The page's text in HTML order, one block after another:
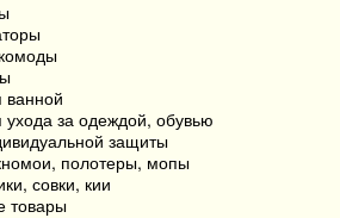
ванной
за одеждой, обувью
защиты
полотеры, мопы
совки, кии
товары